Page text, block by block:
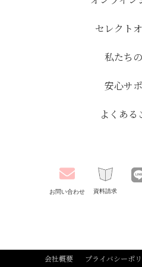
セレクト
私たち
安心サ
よくある
お問い合わせ 資料請求
会社概要 プライバシーポ